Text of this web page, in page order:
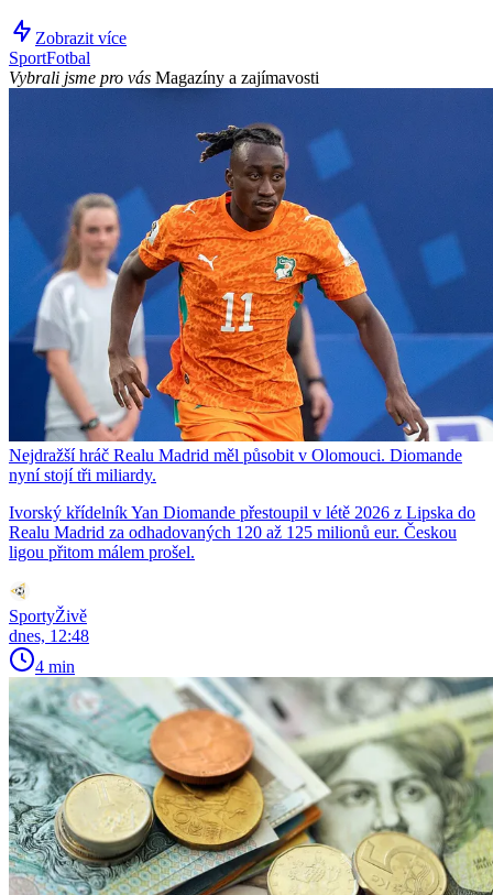
Zobrazit více
SportFotbal
Vybrali jsme pro vás Magazíny a zajímavosti
Nejdražší hráč Realu Madrid měl působit v Olomouci. Diomande
nyní stojí tři miliardy.
Ivorský křídelník Yan Diomande přestoupil v létě 2026 z Lipska do
Realu Madrid za odhadovaných 120 až 125 milionů eur. Českou
ligou přitom málem prošel.
SportyŽivě
dnes, 12:48
4 min